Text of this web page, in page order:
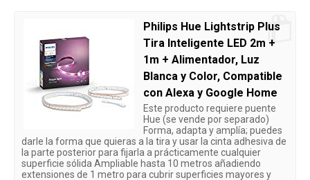
Philips Hue Lightstrip Plus
Tira Inteligente LED 2m +
1m + Alimentador, Luz
Blanca y Color, Compatible
con Alexa y Google Home
Este producto requiere puente
Hue (se vende por separado)
Forma, adapta y amplía; puedes
darle la forma que quieras a la tira y usar la cinta adhesiva de
la parte posterior para fijarla a prácticamente cualquier
superficie sólida Ampliable hasta 10 metros añadiendo
extensiones de 1 metro para cubrir superficies mayores y